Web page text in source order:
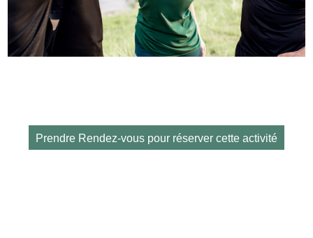
Prendre Rendez-vous pour réserver cette activité